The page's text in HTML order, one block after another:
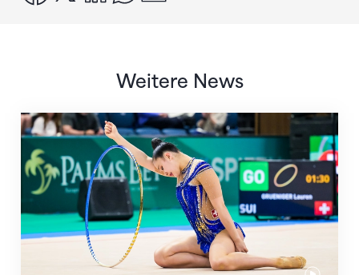
Weitere News
Nächster Halt: Weltmeisterschaft